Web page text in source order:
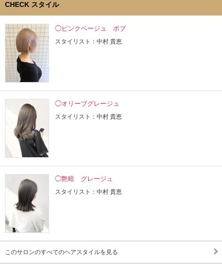
CHECK スタイル
◯ピンクベージュ ボブ
スタイリスト：中村 貴恵
◯オリーブグレージュ
スタイリスト：中村 貴恵
◯艶暗 グレージュ
スタイリスト：中村 貴恵
このサロンのすべてのヘアスタイルを見る